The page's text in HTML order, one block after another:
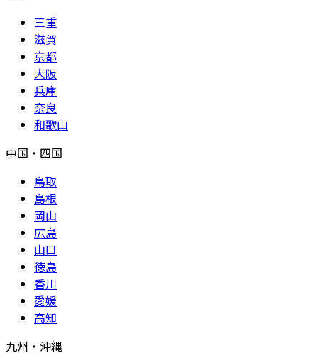
三重
滋賀
京都
大阪
兵庫
奈良
和歌山
中国・四国
鳥取
島根
岡山
広島
山口
徳島
香川
愛媛
高知
九州・沖縄